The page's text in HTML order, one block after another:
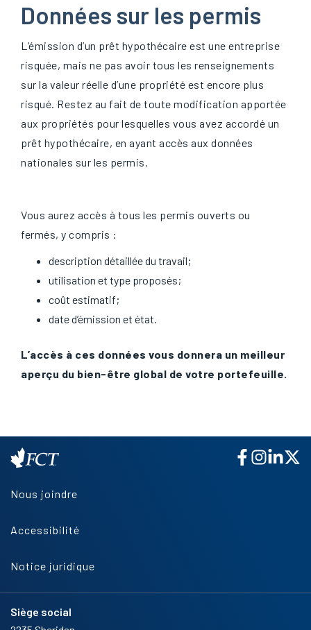
Données sur les permis
L’émission d’un prêt hypothécaire est une entreprise
risquée, mais ne pas avoir tous les renseignements
sur la valeur réelle d’une propriété est encore plus
risqué. Restez au fait de toute modification apportée
aux propriétés pour lesquelles vous avez accordé un
prêt hypothécaire, en ayant accès aux données
nationales sur les permis.
Vous aurez accès à tous les permis ouverts ou
fermés, y compris :
description détaillée du travail;
utilisation et type proposés;
coût estimatif;
date d’émission et état.
L’accès à ces données vous donnera un meilleur
aperçu du bien-être global de votre portefeuille.
Siège social
Nous joindre
Accessibilité
Notice juridique